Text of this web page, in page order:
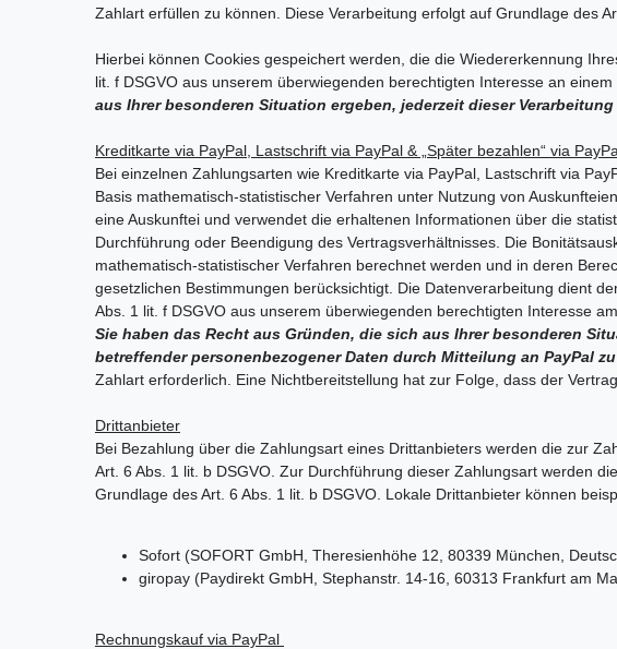
Zahlart erfüllen zu können. Diese Verarbeitung erfolgt auf Grundlage des
Hierbei können Cookies gespeichert werden, die die Wiedererkennung
lit. f DSGVO aus unserem überwiegenden berechtigten Interesse an
aus Ihrer besonderen Situation ergeben, jederzeit dieser
Kreditkarte via PayPal, Lastschrift via PayPal & „Später bezahlen“ via
Bei einzelnen Zahlungsarten wie Kreditkarte via PayPal, Lastschrift via
Basis mathematisch-statistischer Verfahren unter Nutzung von
eine Auskunftei und verwendet die erhaltenen Informationen über die
Durchführung oder Beendigung des Vertragsverhältnisses. Die
mathematisch-statistischer Verfahren berechnet werden und in deren
gesetzlichen Bestimmungen berücksichtigt. Die Datenverarbeitung dient
Abs. 1 lit. f DSGVO aus unserem überwiegenden berechtigten Interesse
Sie haben das Recht aus Gründen, die sich aus Ihrer besonderen
betreffender personenbezogener Daten durch Mitteilung an PayPal
Zahlart erforderlich. Eine Nichtbereitstellung hat zur Folge, dass der
Drittanbieter
Bei Bezahlung über die Zahlungsart eines Drittanbieters werden die zur
Art. 6 Abs. 1 lit. b DSGVO. Zur Durchführung dieser Zahlungsart werden
Grundlage des Art. 6 Abs. 1 lit. b DSGVO. Lokale Drittanbieter können
Sofort (SOFORT GmbH, Theresienhöhe 12, 80339 München,
giropay (Paydirekt GmbH, Stephanstr. 14-16, 60313 Frankfurt am
Rechnungskauf via PayPal